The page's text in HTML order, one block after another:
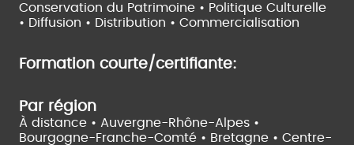
Conservation du Patrimoine • Politique Culturelle
• Diffusion • Distribution • Commercialisation
Formation courte/certifiante:
Par région
À distance • Auvergne-Rhône-Alpes •
Bourgogne-Franche-Comté • Bretagne • Centre-